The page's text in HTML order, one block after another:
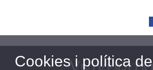
Cookies i política